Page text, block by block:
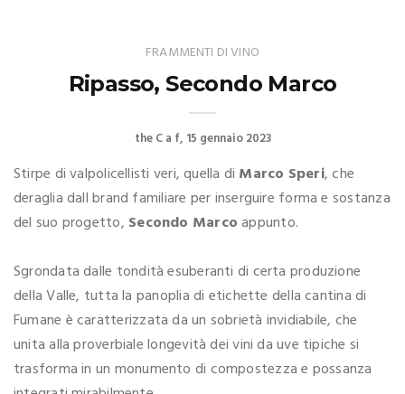
FRAMMENTI DI VINO
Ripasso, Secondo Marco
the C a f 15 gennaio 2023
Stirpe di valpolicellisti veri, quella di Marco Speri, che
deraglia dall brand familiare per inserguire forma e sostanza
del suo progetto, Secondo Marcoappunto.
Sgrondata dalle tondità esuberanti di certa produzione
della Valle, tutta la panoplia di etichette della cantina di
Fumane è caratterizzata da un sobrietà invidiabile, che
unita alla proverbiale longevità dei vini da uve tipiche si
trasforma in un monumento di compostezza e possanza